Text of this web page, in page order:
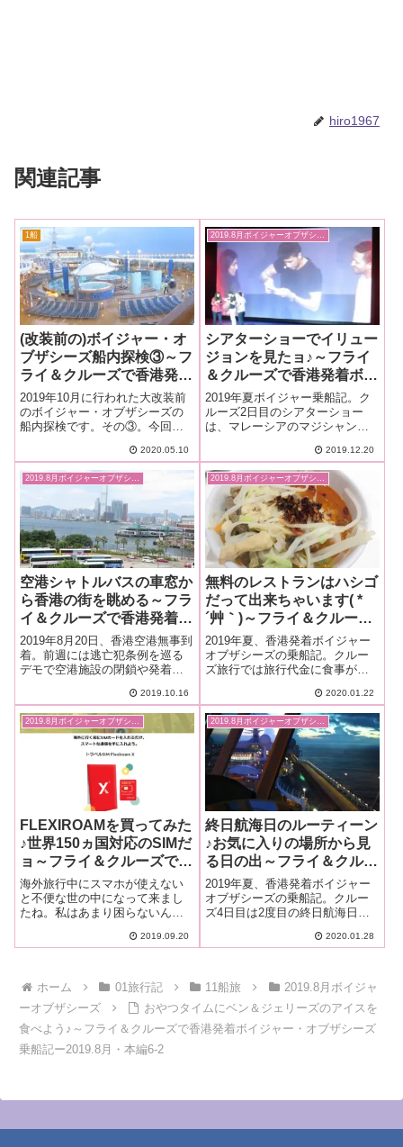
hiro1967
関連記事
1船
(改装前の)ボイジャー・オ
ブザシーズ船内探検③～フ
ライ＆クルーズで香港発着
ボイジャー・オブザシーズ
乗船記ー2019.8月・番外編
3
2019年10月に行われた大改装前
のボイジャー・オブザシーズの
船内探検です。その③。今回
2020.05.10
2019.8月ボイジャーオブザシーズ
シアターショーでイリュー
ジョンを見たョ♪～フライ
＆クルーズで香港発着ボイ
ジャー・オブザシーズ乗船
記ー2019.8月・本編4-8
2019年夏ボイジャー乗船記。ク
ルーズ2日目のシアターショー
は、マレーシアのマジシャン、
ー)のマジック＆イリュージョン
のショーでした。会場から選ば
れたお客さんが宙に浮いたり...
大盛り上がり♪ おぉ(ﾟﾛﾟ屮)屮
2019.12.20
2019.8月ボイジャーオブザシーズ
空港シャトルバスの車窓か
ら香港の街を眺める～フラ
イ＆クルーズで香港発着ボ
イジャー・オブザシーズ乗
船記ー2019.8月・本編2-3
2019年8月20日、香港空港無事到
着。前週には逃亡犯条例を巡る
デモで空港施設の閉鎖や発着便
の様子や、警察との衝突は衝撃
的でした。再開から空港への立
入りが制限されましたが...実
際、香港空港はどうなの？
2019.10.16
2019.8月ボイジャーオブザシーズ
無料のレストランはハシゴ
だって出来ちゃいます( *
´艸｀)～フライ＆クルーズ
で香港発着ボイジャー・オ
ブザシーズ乗船記ー2019.8
月・本編5-7
2019年夏、香港発着ボイジャー
オブザシーズの乗船記。クルー
ズ旅行では旅行代金に食事が含
インダイニングなど無料のレス
トランをハシゴしたって良いん
です♪そんな贅沢体験をご紹介し
ます。
2020.01.22
2019.8月ボイジャーオブザシーズ
FLEXIROAMを買ってみた
♪世界150ヵ国対応のSIMだ
ョ～フライ＆クルーズで香
港発着ボイジャー・オブザ
シーズ乗船記ー2019.8月・
準備編⑤
海外旅行中にスマホが使えない
と不便な世の中になって来まし
たね。私はあまり困らないんだ
すると、香港でスマホが使える
2019.09.20
2019.8月ボイジャーオブザシーズ
終日航海日のルーティーン
♪お気に入りの場所から見
る日の出～フライ＆クルー
ズで香港発着ボイジャー・
オブザシーズ乗船記ー
2019.8月・本編6-1
2019年夏、香港発着ボイジャー
オブザシーズの乗船記。クルー
ズ4日目は2度目の終日航海日で
は、お気に入りの展望ラウンジ
ん明るくなる空をボーっと眺め
前中はいつものルーティーン
で...。
2020.01.28
ホーム 01旅行記 11船旅
2019.8月ボイジャ
ーオブザシーズ
おやつタイムにベン＆ジェリーズのアイスを
食べよう♪～フライ＆クルーズで香港発着ボイジャー・オブザシーズ
乗船記ー2019.8月・本編6-2